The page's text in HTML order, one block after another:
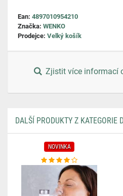
Ean: 4897010954210
Značka: WENKO
Prodejce: Velký košík
Zjistit více informací
DALŠÍ PRODUKTY Z KATEGORIE
NOVINKA